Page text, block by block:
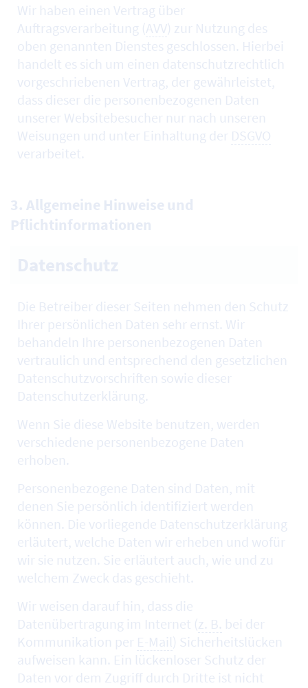
Wir haben einen Vertrag über
Auftragsverarbeitung (AVV) zur Nutzung des
oben genannten Dienstes geschlossen. Hierbei
handelt es sich um einen datenschutzrechtlich
vorgeschriebenen Vertrag, der gewährleistet,
dass dieser die personenbezogenen Daten
unserer Websitebesucher nur nach unseren
Weisungen und unter Einhaltung der DSGVO
verarbeitet.
3. Allgemeine Hinweise und
Pflichtinformationen
Die Betreiber dieser Seiten nehmen den Schutz
Ihrer persönlichen Daten sehr ernst. Wir
behandeln Ihre personenbezogenen Daten
vertraulich und entsprechend den gesetzlichen
Datenschutzvorschriften sowie dieser
Datenschutzerklärung.
Wenn Sie diese Website benutzen, werden
verschiedene personenbezogene Daten
erhoben.
Personenbezogene Daten sind Daten, mit
denen Sie persönlich identifiziert werden
können. Die vorliegende Datenschutzerklärung
erläutert, welche Daten wir erheben und wofür
wir sie nutzen. Sie erläutert auch, wie und zu
welchem Zweck das geschieht.
Wir weisen darauf hin, dass die
Datenübertragung im Internet (z. B. bei der
Kommunikation per E-Mail) Sicherheitslücken
aufweisen kann. Ein lückenloser Schutz der
Daten vor dem Zugriff durch Dritte ist nicht